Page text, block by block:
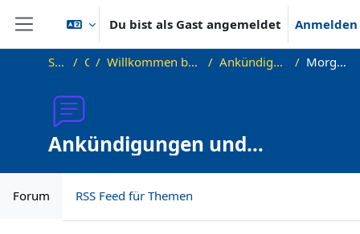
Website-Übersicht
Du bist als Gast angemeldet Anmelden
Startseite OKInf Willkommen beim Offenen Informatikkolloquium! Ankündigungen und Vortragstermine Morgen: Lightning Talks II
Ankündigungen und
Vortragstermine
Forum RSS Feed für Themen